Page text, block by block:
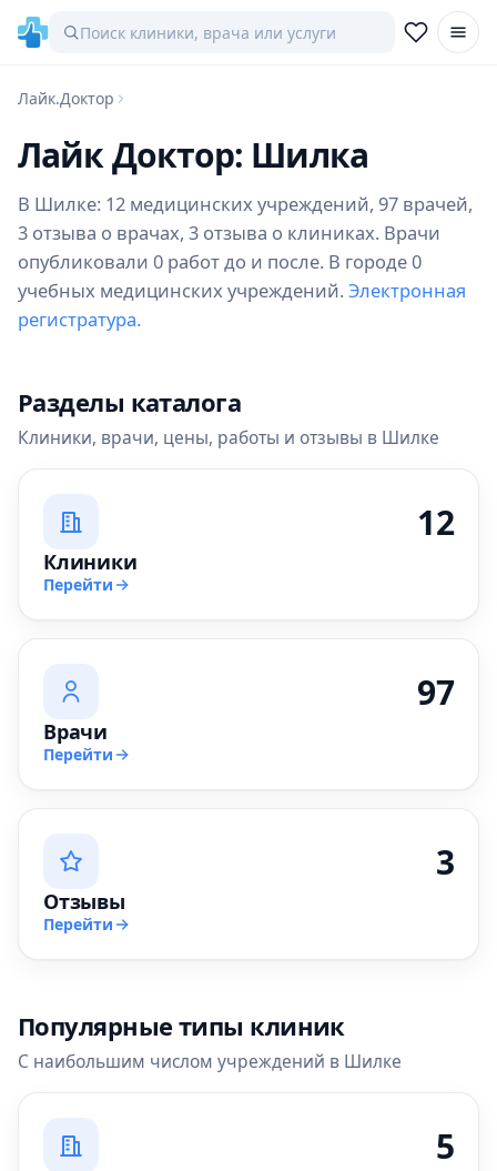
Лайк.Доктор
Лайк Доктор: Шилка
В Шилке: 12 медицинских учреждений, 97 врачей,
3 отзыва о врачах, 3 отзыва о клиниках. Врачи
опубликовали 0 работ до и после. В городе 0
учебных медицинских учреждений. Электронная
регистратура.
Разделы каталога
Клиники, врачи, цены, работы и отзывы в Шилке
12
Клиники
Перейти
97
Врачи
Перейти
3
Отзывы
Перейти
Популярные типы клиник
С наибольшим числом учреждений в Шилке
5